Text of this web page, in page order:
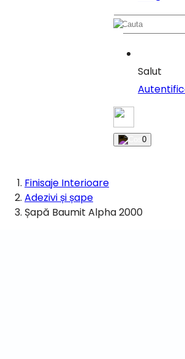
Salut
0
Finisaje Interioare
Adezivi și șape
Șapă Baumit Alpha 2000